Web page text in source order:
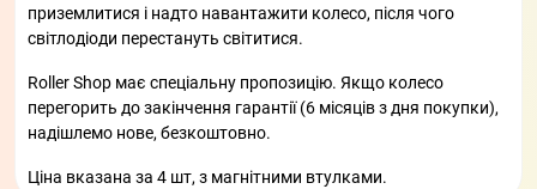
приземлитися і надто навантажити колесо, після чого
світлодіоди перестануть світитися.
Roller Shop має спеціальну пропозицію. Якщо колесо
перегорить до закінчення гарантії (6 місяців з дня покупки),
надішлемо нове, безкоштовно.
Ціна вказана за 4 шт, з магнітними втулками.